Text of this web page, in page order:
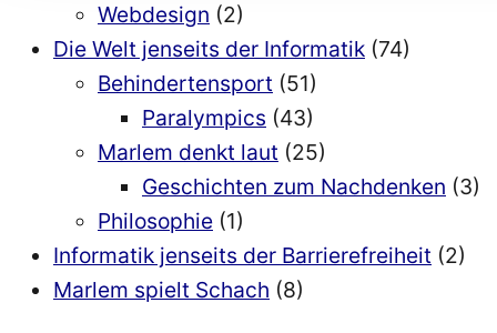
Webdesign (2)
Die Welt jenseits der Informatik (74)
Behindertensport (51)
Paralympics (43)
Marlem denkt laut (25)
Geschichten zum Nachdenken (3)
Philosophie (1)
Informatik jenseits der Barrierefreiheit (2)
Marlem spielt Schach (8)